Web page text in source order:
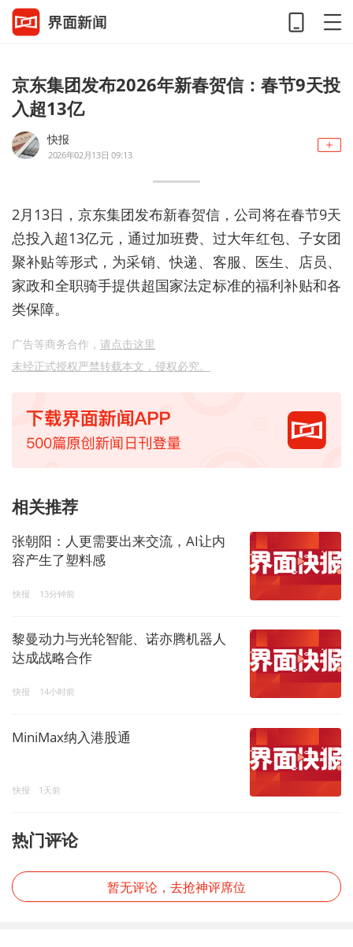
京东集团发布2026年新春贺信：春节9天投
入超13亿
快报
2026年02月13日 09:13
2月13日，京东集团发布新春贺信，公司将在春节9天
总投入超13亿元，通过加班费、过大年红包、子女团
聚补贴等形式，为采销、快递、客服、医生、店员、
家政和全职骑手提供超国家法定标准的福利补贴和各
类保障。
广告等商务合作， 请点击这里
未经正式授权严禁转载本文，侵权必究。
相关推荐
张朝阳：人更需要出来交流，AI让内
容产生了塑料感
快报 13分钟前
黎曼动力与光轮智能、诺亦腾机器人
达成战略合作
快报 14小时前
MiniMax纳入港股通
快报 1天前
热门评论
暂无评论，去抢神评席位